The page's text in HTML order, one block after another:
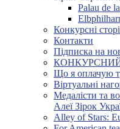
Palau de
Конкурсні
Контакти
Підписка на
Що я оплачую
Віртуальні
Медалісти та
Алеї Зірок
Alley of Stars: